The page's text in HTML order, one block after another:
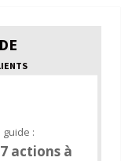
:
actions à